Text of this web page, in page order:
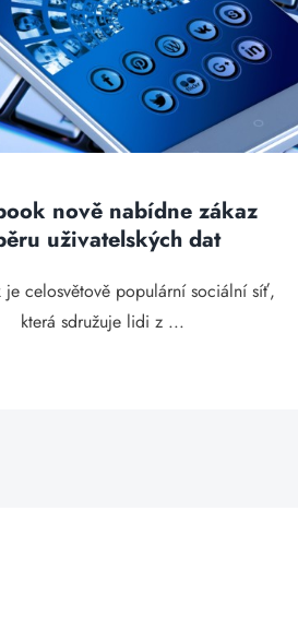
nově nabídne zákaz
uživatelských dat
je celosvětově populární sociální síť,
která sdružuje lidi z ...